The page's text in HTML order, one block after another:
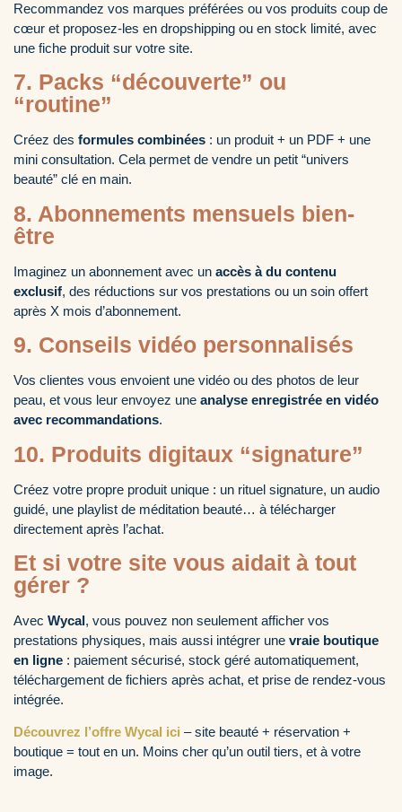
Recommandez vos marques préférées ou vos produits coup de
cœur et proposez-les en dropshipping ou en stock limité, avec
une fiche produit sur votre site.
7. Packs “découverte” ou
“routine”
Créez des formules combinées : un produit + un PDF + une
mini consultation. Cela permet de vendre un petit “univers
beauté” clé en main.
8. Abonnements mensuels bien-
être
Imaginez un abonnement avec un accès à du contenu
exclusif, des réductions sur vos prestations ou un soin offert
après X mois d’abonnement.
9. Conseils vidéo personnalisés
Vos clientes vous envoient une vidéo ou des photos de leur
peau, et vous leur envoyez une analyse enregistrée en vidéo
avec recommandations.
10. Produits digitaux “signature”
Créez votre propre produit unique : un rituel signature, un audio
guidé, une playlist de méditation beauté… à télécharger
directement après l’achat.
Et si votre site vous aidait à tout
gérer ?
Avec Wycal, vous pouvez non seulement afficher vos
prestations physiques, mais aussi intégrer une vraie boutique
en ligne : paiement sécurisé, stock géré automatiquement,
téléchargement de fichiers après achat, et prise de rendez-vous
intégrée.
Découvrez l’offre Wycal ici – site beauté + réservation +
boutique = tout en un. Moins cher qu’un outil tiers, et à votre
image.